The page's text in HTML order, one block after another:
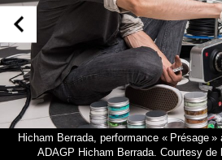
Hicham Berrada, performance « Présage
ADAGP Hicham Berrada. Courtesy de